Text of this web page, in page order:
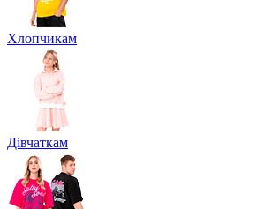
Хлопчикам
Дівчаткам